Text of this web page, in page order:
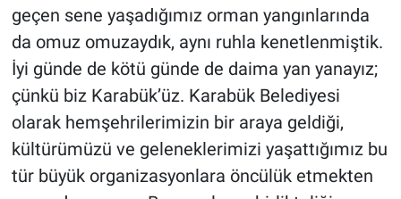
geçen sene yaşadığımız orman yangınlarında
da omuz omuzaydık, aynı ruhla kenetlenmiştik.
İyi günde de kötü günde de daima yan yanayız;
çünkü biz Karabük’üz. Karabük Belediyesi
olarak hemşehrilerimizin bir araya geldiği,
kültürümüzü ve geleneklerimizi yaşattığımız bu
tür büyük organizasyonlara öncülük etmekten